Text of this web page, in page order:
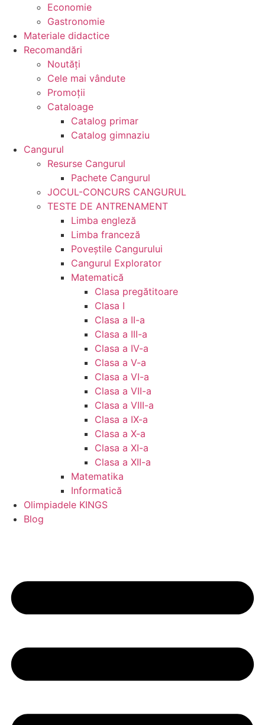
Economie
Gastronomie
Materiale didactice
Recomandări
Noutăţi
Cele mai vândute
Promoții
Cataloage
Catalog primar
Catalog gimnaziu
Cangurul
Resurse Cangurul
Pachete Cangurul
JOCUL-CONCURS CANGURUL
TESTE DE ANTRENAMENT
Limba engleză
Limba franceză
Poveștile Cangurului
Cangurul Explorator
Matematică
Clasa pregătitoare
Clasa I
Clasa a II-a
Clasa a III-a
Clasa a IV-a
Clasa a V-a
Clasa a VI-a
Clasa a VII-a
Clasa a VIII-a
Clasa a IX-a
Clasa a X-a
Clasa a XI-a
Clasa a XII-a
Matematika
Informatică
Olimpiadele KINGS
Blog